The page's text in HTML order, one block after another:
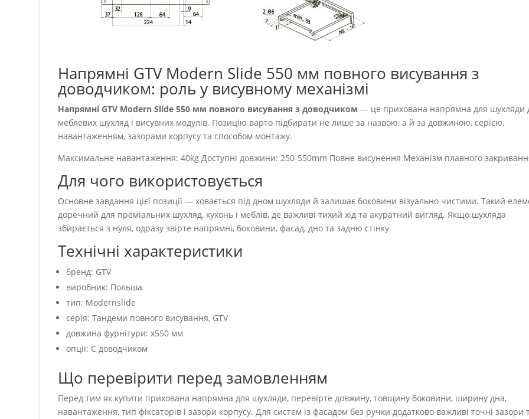
Напрямні GTV Modern Slide 550 мм повного висування з
доводчиком: роль у висувному механізмі
Напрямні GTV Modern Slide 550 мм повного висування з доводчиком — це прихована напрямна для шухляди
меблевих шухляд і висувних модулів. Позицію варто підбирати не лише за назвою, а й за довжиною, серією,
навантаженням, зазорами корпусу та способом монтажу.
Максимальне навантаження: 40kg Доступні довжини: 250-550mm Повне висунення Механізм плавного
Для чого використовується
Основне завдання цієї позиції — ховається під дном шухляди й залишає боковини візуально чистими. Такий
доречний для преміальних шухляд, кухонь і меблів, де важливі тихий хід та акуратний вигляд. Якщо шухляда
збирається з нуля, одразу звірте напрямні, боковини, фасад, дно та задню стінку.
Технічні характеристики
бренд: GTV
виробник: Польша
тип: Modernslide
серія: Тандеми повного висування, GTV
довжина фурнітури: x550 мм
опції: С доводчиком
Що перевірити перед замовленням
Перед тим як купити прихована напрямна для шухляди, перевірте довжину, товщину боковини, ширину дна,
навантаження, тип фіксаторів і зазори корпусу. Для систем із фасадом без ручки додатково важливі точні зазори